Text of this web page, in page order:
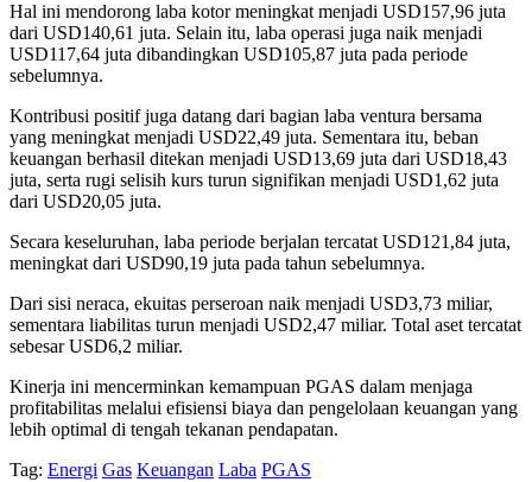
Hal ini mendorong laba kotor meningkat menjadi USD157,96 juta
dari USD140,61 juta. Selain itu, laba operasi juga naik menjadi
USD117,64 juta dibandingkan USD105,87 juta pada periode
sebelumnya.
Kontribusi positif juga datang dari bagian laba ventura bersama
yang meningkat menjadi USD22,49 juta. Sementara itu, beban
keuangan berhasil ditekan menjadi USD13,69 juta dari USD18,43
juta, serta rugi selisih kurs turun signifikan menjadi USD1,62 juta
dari USD20,05 juta.
Secara keseluruhan, laba periode berjalan tercatat USD121,84 juta,
meningkat dari USD90,19 juta pada tahun sebelumnya.
Dari sisi neraca, ekuitas perseroan naik menjadi USD3,73 miliar,
sementara liabilitas turun menjadi USD2,47 miliar. Total aset tercatat
sebesar USD6,2 miliar.
Kinerja ini mencerminkan kemampuan PGAS dalam menjaga
profitabilitas melalui efisiensi biaya dan pengelolaan keuangan yang
lebih optimal di tengah tekanan pendapatan.
Tag: Energi Gas Keuangan Laba PGAS